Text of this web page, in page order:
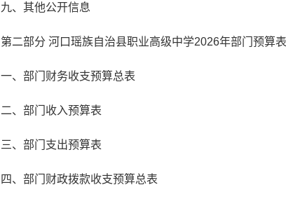
九、其他公开信息
第二部分 河口瑶族自治县职业高级中学2026年部门预算表
一、部门财务收支预算总表
二、部门收入预算表
三、部门支出预算表
四、部门财政拨款收支预算总表